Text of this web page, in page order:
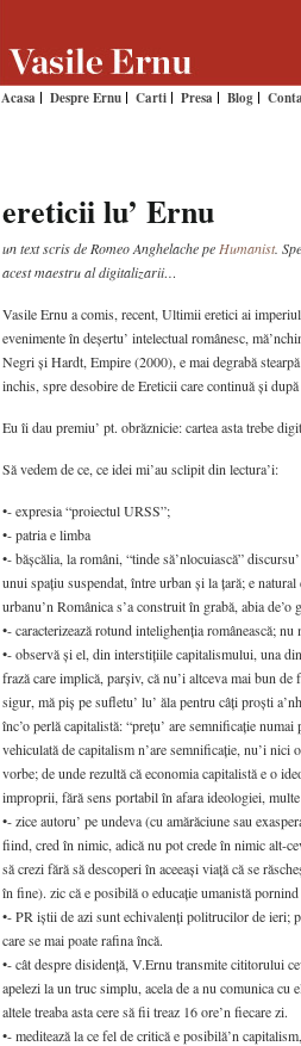
Acasa Despre Ernu Carti Presa Blog
ereticii lu’ Ernu
un text scris de Romeo Anghelache pe Humanist.
acest maestru al digitalizarii…
Vasile Ernu a comis, recent, Ultimii eretici ai
evenimente în deșertu’ intelectual românesc,
Negri și Hardt, Empire (2000), e mai degrabă
inchis, spre desobire de Ereticii care continuă și
Eu îi dau premiu’ pt. obrăznicie: cartea asta trebe
Să vedem de ce, ce idei mi’au sclipit din lectura’i:
•- expresia “proiectul URSS”;
•- patria e limba
•- bășcălia, la români, “tinde să’nlocuiască”
unui spațiu suspendat, între urban și la țară; e
urbanu’n Românica s’a construit în grabă, abia de’o
•- caracterizează rotund intelighenția românească; nu
•- observă și el, din interstițiile capitalismului, una
frază care implică, parșiv, că nu’i altceva mai bun de
sigur, mă piș pe sufletu’ lu’ ăla pentru câți proști
înc’o perlă capitalistă: “prețu’ are semnificație
vehiculată de capitalism n’are semnificație, nu’i nici
vorbe; de unde rezultă că economia capitalistă e o
improprii, fără sens portabil în afara ideologiei,
•- zice autoru’ pe undeva (cu amărăciune sau
fiind, cred în nimic, adică nu pot crede în nimic alt-
să crezi fără să descoperi în aceeași viață că se
în fine). zic că e posibilă o educație umanistă
•- PR iștii de azi sunt echivalenți politrucilor de ieri;
care se mai poate rafina încă.
•- cât despre disidență, V.Ernu transmite cititorului
apelezi la un truc simplu, acela de a nu comunica
altele treaba asta cere să fii treaz 16 ore’n fiecare zi.
•- meditează la ce fel de critică e posibilă’n